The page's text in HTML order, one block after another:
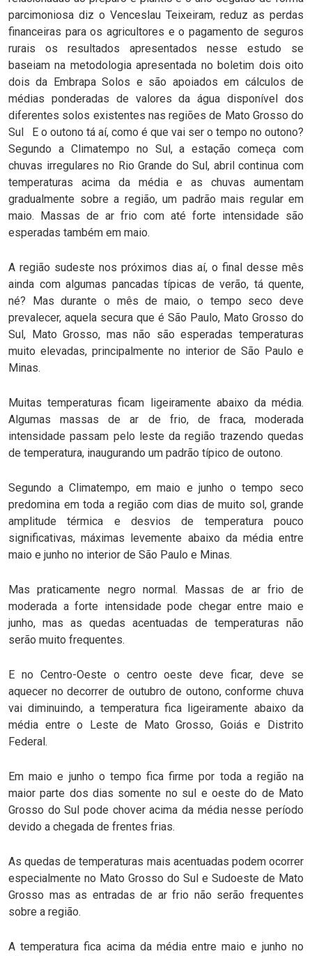
parcimoniosa diz o Venceslau Teixeiram, reduz as perdas
financeiras para os agricultores e o pagamento de seguros
rurais os resultados apresentados nesse estudo se
baseiam na metodologia apresentada no boletim dois oito
dois da Embrapa Solos e são apoiados em cálculos de
médias ponderadas de valores da água disponível dos
diferentes solos existentes nas regiões de Mato Grosso do
Sul E o outono tá aí, como é que vai ser o tempo no outono?
Segundo a Climatempo no Sul, a estação começa com
chuvas irregulares no Rio Grande do Sul, abril continua com
temperaturas acima da média e as chuvas aumentam
gradualmente sobre a região, um padrão mais regular em
maio. Massas de ar frio com até forte intensidade são
esperadas também em maio.
A região sudeste nos próximos dias aí, o final desse mês
ainda com algumas pancadas típicas de verão, tá quente,
né? Mas durante o mês de maio, o tempo seco deve
prevalecer, aquela secura que é São Paulo, Mato Grosso do
Sul, Mato Grosso, mas não são esperadas temperaturas
muito elevadas, principalmente no interior de São Paulo e
Minas.
Muitas temperaturas ficam ligeiramente abaixo da média.
Algumas massas de ar de frio, de fraca, moderada
intensidade passam pelo leste da região trazendo quedas
de temperatura, inaugurando um padrão típico de outono.
Segundo a Climatempo, em maio e junho o tempo seco
predomina em toda a região com dias de muito sol, grande
amplitude térmica e desvios de temperatura pouco
significativas, máximas levemente abaixo da média entre
maio e junho no interior de São Paulo e Minas.
Mas praticamente negro normal. Massas de ar frio de
moderada a forte intensidade pode chegar entre maio e
junho, mas as quedas acentuadas de temperaturas não
serão muito frequentes.
E no Centro-Oeste o centro oeste deve ficar, deve se
aquecer no decorrer de outubro de outono, conforme chuva
vai diminuindo, a temperatura fica ligeiramente abaixo da
média entre o Leste de Mato Grosso, Goiás e Distrito
Federal.
Em maio e junho o tempo fica firme por toda a região na
maior parte dos dias somente no sul e oeste do de Mato
Grosso do Sul pode chover acima da média nesse período
devido a chegada de frentes frias.
As quedas de temperaturas mais acentuadas podem ocorrer
especialmente no Mato Grosso do Sul e Sudoeste de Mato
Grosso mas as entradas de ar frio não serão frequentes
sobre a região.
A temperatura fica acima da média entre maio e junho no